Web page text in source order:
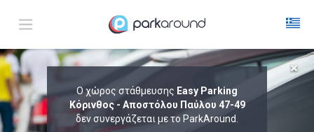
Ο χώρος στάθμευσης Easy Parking
Κόρινθος - Αποστόλου Παύλου 47-49
δεν συνεργάζεται με το ParkAround.
ΑΠΟΤΕΛΕΣΜΑΤΑ ΓΙΑ:
ΑΦΙΞΗ Παρ 07 Αυγ 17:45 ΔΙΑΡΚΕΙΑ